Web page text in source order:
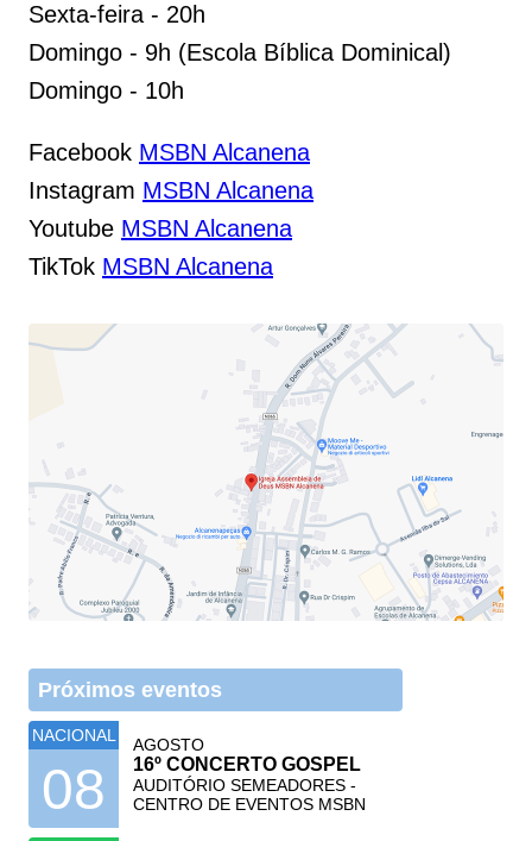
Sexta-feira - 20h
Domingo - 9h (Escola Bíblica Dominical)
Domingo - 10h
Facebook MSBN Alcanena
Instagram MSBN Alcanena
Youtube MSBN Alcanena
TikTok MSBN Alcanena
Próximos eventos
NACIONAL
08
AGOSTO
16º CONCERTO GOSPEL
AUDITÓRIO SEMEADORES -
CENTRO DE EVENTOS MSBN